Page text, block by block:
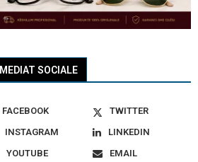
MEDIAT SOCIALE
FACEBOOK
TWITTER
INSTAGRAM
LINKEDIN
YOUTUBE
EMAIL